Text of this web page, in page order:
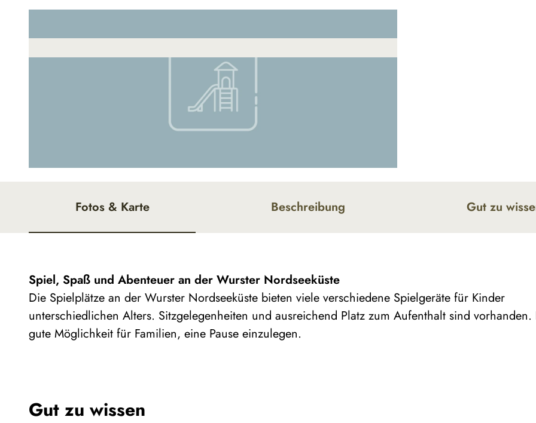
Fotos & Karte Beschreibung Gut zu
Spiel, Spaß und Abenteuer an der Wurster Nordseeküste
Die Spielplätze an der Wurster Nordseeküste bieten viele verschiedene Spielgeräte für Kinder
unterschiedlichen Alters. Sitzgelegenheiten und ausreichend Platz zum Aufenthalt sind vorhanden.
gute Möglichkeit für Familien, eine Pause einzulegen.
Gut zu wissen